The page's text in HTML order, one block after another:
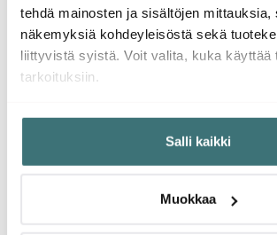
tehdä mainosten ja sisältöjen mittauksia,
näkemyksiä kohdeyleisöstä sekä
liittyvistä syistä. Voit valita, kuka käyttää
tarkoituksiin.
Jos sallit, haluamme myös tehdä
Kerätä tietoja maantieteellisestä
mahdollisesti muutaman metrin
aktiivisesti (sormenjäljen
Salli kaikki
Muokkaa
Saatat pitää myös